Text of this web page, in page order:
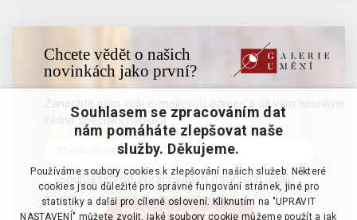
Chcete vědět o našich
novinkách jako první?
Zanechte nám vaši e-mailovou adresu a už vám neunikne
žádná speciální nabídka
Souhlasím se zpracováním osobních údajů
Souhlasem se zpracováním dat
nám pomáháte zlepšovat naše
služby. Děkujeme.
Používáme soubory cookies k zlepšování našich služeb. Některé
cookies jsou důležité pro správné fungování stránek, jiné pro
statistiky a další pro cílené oslovení. Kliknutím na "UPRAVIT
NASTAVENÍ" můžete zvolit, jaké soubory cookie můžeme použít a jak